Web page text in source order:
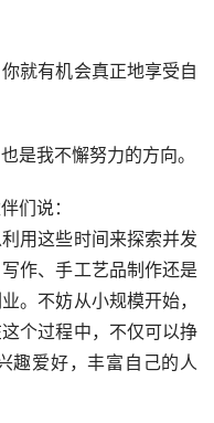
就有机会真正地享受自
是我不懈努力的方向。
们说：
用这些时间来探索并发
作、手工艺品制作还是
。不妨从小规模开始，
个过程中，不仅可以挣
趣爱好，丰富自己的人